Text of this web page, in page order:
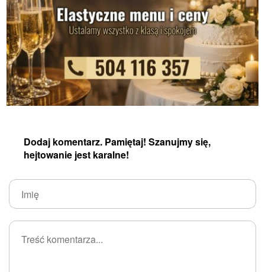
Dodaj komentarz. Pamiętaj! Szanujmy się,
hejtowanie jest karalne!